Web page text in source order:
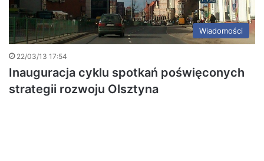
Wiadomości
22/03/13 17:54
Inauguracja cyklu spotkań poświęconych
strategii rozwoju Olsztyna